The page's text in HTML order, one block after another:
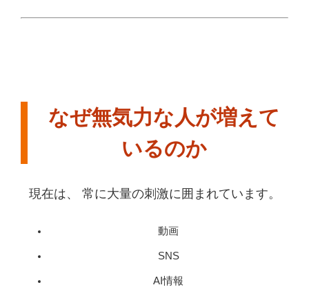
なぜ無気力な人が増えて
いるのか
現在は、 常に大量の刺激に囲まれています。
動画
SNS
AI情報